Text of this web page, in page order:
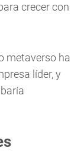
crecer con
metaverso ha
líder, y